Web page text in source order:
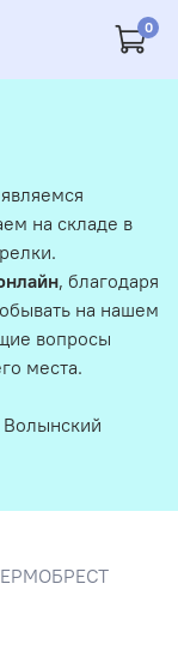
0
на складе в
, благодаря
на нашем
вопросы
места.